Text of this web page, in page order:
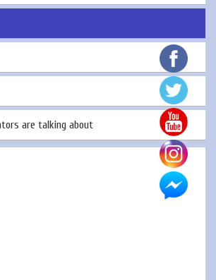
are talking about